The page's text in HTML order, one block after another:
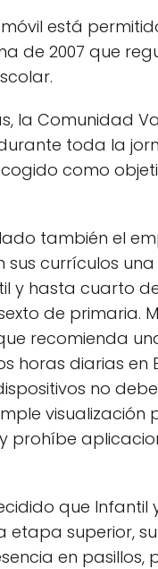
móvil está
de 2007 que
la Comunidad
toda la
como
también el
currículos
y hasta cuarto
de primaria.
que recomienda
horas diarias en
no
visualización
prohíbe
que Infantil
etapa superior,
en